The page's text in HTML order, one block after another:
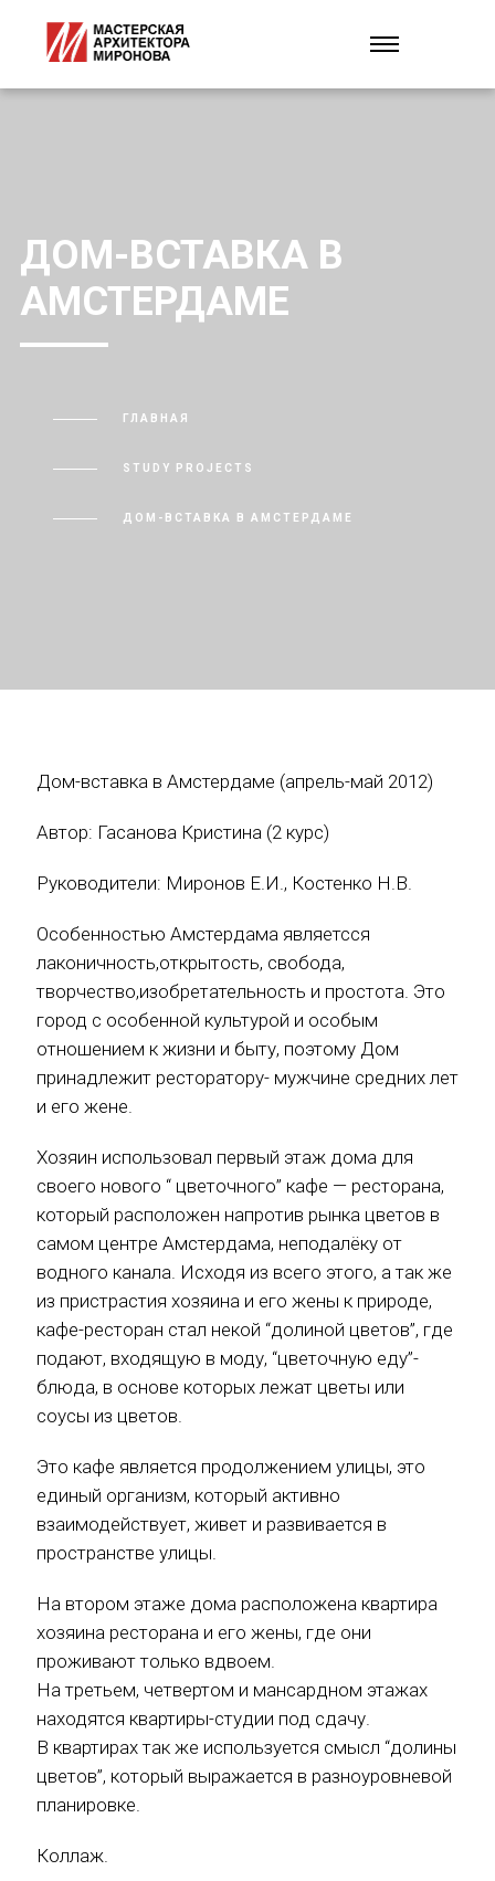
ДОМ-ВСТАВКА В
АМСТЕРДАМЕ
ГЛАВНАЯ
STUDY PROJECTS
ДОМ-ВСТАВКА В АМСТЕРДАМЕ
Дом-вставка в Амстердаме (апрель-май 2012)
Автор: Гасанова Кристина (2 курс)
Руководители: Миронов Е.И., Костенко Н.В.
Особенностью Амстердама являетсся
лаконичность,открытость, свобода,
творчество,изобретательность и простота. Это
город с особенной культурой и особым
отношением к жизни и быту, поэтому Дом
принадлежит ресторатору- мужчине средних лет
и его жене.
Хозяин использовал первый этаж дома для
своего нового “ цветочного” кафе — ресторана,
который расположен напротив рынка цветов в
самом центре Амстердама, неподалёку от
водного канала. Исходя из всего этого, а так же
из пристрастия хозяина и его жены к природе,
кафе-ресторан стал некой “долиной цветов”, где
подают, входящую в моду, “цветочную еду”-
блюда, в основе которых лежат цветы или
соусы из цветов.
Это кафе является продолжением улицы, это
единый организм, который активно
взаимодействует, живет и развивается в
пространстве улицы.
На втором этаже дома расположена квартира
хозяина ресторана и его жены, где они
проживают только вдвоем.
На третьем, четвертом и мансардном этажах
находятся квартиры-студии под сдачу.
В квартирах так же используется смысл “долины
цветов”, который выражается в разноуровневой
планировке.
Коллаж.